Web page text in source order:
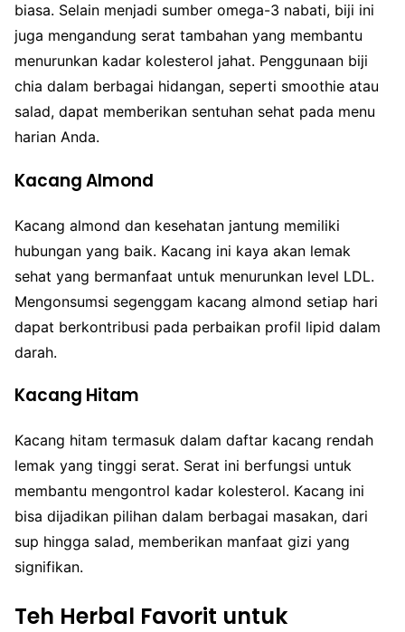
biasa. Selain menjadi sumber omega-3 nabati, biji ini
juga mengandung serat tambahan yang membantu
menurunkan kadar kolesterol jahat. Penggunaan biji
chia dalam berbagai hidangan, seperti smoothie atau
salad, dapat memberikan sentuhan sehat pada menu
harian Anda.
Kacang Almond
Kacang almond dan kesehatan jantung memiliki
hubungan yang baik. Kacang ini kaya akan lemak
sehat yang bermanfaat untuk menurunkan level LDL.
Mengonsumsi segenggam kacang almond setiap hari
dapat berkontribusi pada perbaikan profil lipid dalam
darah.
Kacang Hitam
Kacang hitam termasuk dalam daftar kacang rendah
lemak yang tinggi serat. Serat ini berfungsi untuk
membantu mengontrol kadar kolesterol. Kacang ini
bisa dijadikan pilihan dalam berbagai masakan, dari
sup hingga salad, memberikan manfaat gizi yang
signifikan.
Teh Herbal Favorit untuk